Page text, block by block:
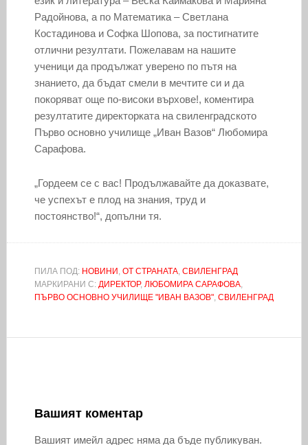
Радойнова, а по Математика – Светлана
Костадинова и Софка Шопова, за постигнатите
отлични резултати. Пожелавам на нашите
ученици да продължат уверено по пътя на
знанието, да бъдат смели в мечтите си и да
покоряват още по-високи върхове!, коментира
резултатите директорката на свиленградското
Първо основно училище „Иван Вазов“ Любомира
Сарафова.
„Гордеем се с вас! Продължавайте да доказвате,
че успехът е плод на знания, труд и
постоянство!“, допълни тя.
ПИЛА ПОД: НОВИНИ ОТ СТРАНАТА, СВИЛЕНГРАД
МАРКИРАНИ С: ДИРЕКТОР, ЛЮБОМИРА САРАФОВА,
ПЪРВО ОСНОВНО УЧИЛИЩЕ "ИВАН ВАЗОВ", СВИЛЕНГРАД
Вашият коментар
Вашият имейл адрес няма да бъде публикуван.